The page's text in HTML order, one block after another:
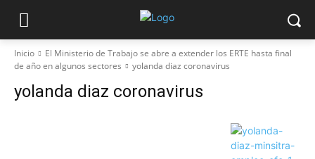
Inicio
El Ministerio de Trabajo se abre a extender los ERTE hasta final
de año en algunos sectores
yolanda diaz coronavirus
yolanda diaz coronavirus